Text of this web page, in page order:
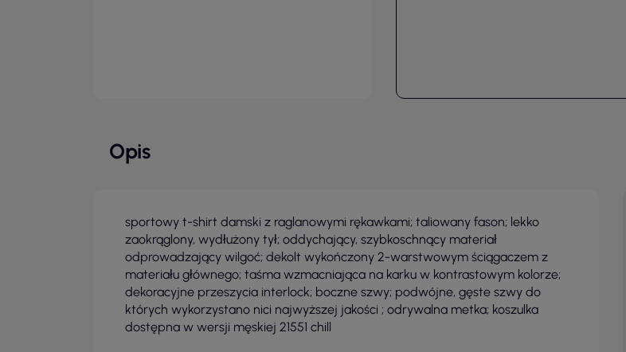
Opis
sportowy t-shirt damski z raglanowymi rękawkami; taliowany fason; lekko
zaokrąglony, wydłużony tył; oddychający, szybkoschnący materiał
odprowadzający wilgoć; dekolt wykończony 2-warstwowym ściągaczem z
materiału głównego; taśma wzmacniająca na karku w kontrastowym kolorze;
dekoracyjne przeszycia interlock; boczne szwy; podwójne, gęste szwy do
których wykorzystano nici najwyższej jakości ; odrywalna metka; koszulka
dostępna w wersji męskiej 21551 chill